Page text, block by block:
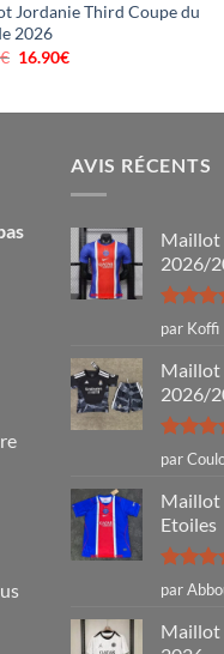
Jordanie Third Coupe du
2026
€ Le
16.90€
AVIS RÉCENTS
Maillot
2026/
Note5
5
par Koffi
Maillot
2026/
Note5
5
par
Maillot
Etoiles
Note5
5
par
Maillot